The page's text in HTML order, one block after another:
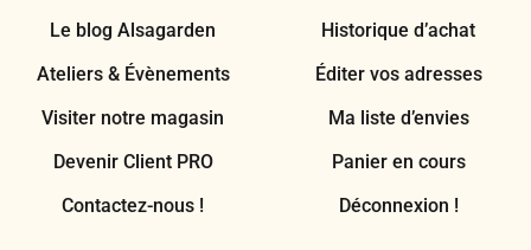
Le blog Alsagarden
Ateliers & Évènements
Visiter notre magasin
Devenir Client PRO
Contactez-nous !
Historique d’achat
Éditer vos adresses
Ma liste d’envies
Panier en cours
Déconnexion !